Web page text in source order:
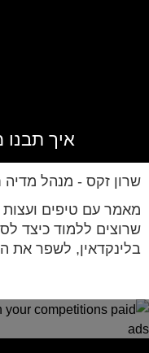
איך תבנו
שרון זקס - מנהל
מאמר עם טיפים ועצות
שרוצים ללמוד כיצד
בלינקדאין, לשפר את